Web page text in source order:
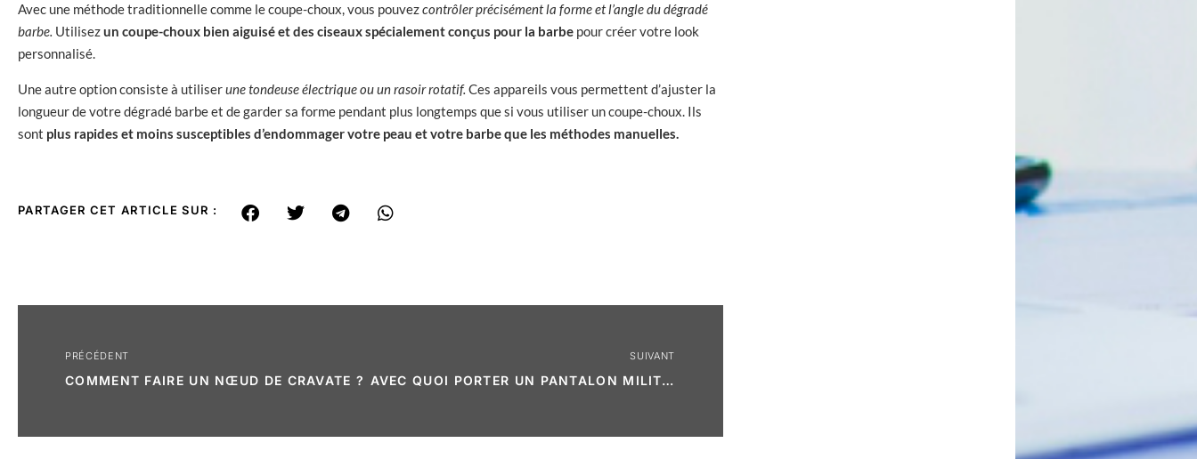
Avec une méthode traditionnelle comme le coupe-choux, vous pouvezcontrôler précisément la forme et l’angle du dégradé
barbe. Utilisezun coupe-choux bien aiguisé et des ciseaux spécialement conçus pour la barbe pour créer votre look
personnalisé.
Une autre option consiste à utiliserune tondeuse électrique ou un rasoir rotatif. Ces appareils vous permettent d’ajuster la
longueur de votre dégradé barbe et de garder sa forme pendant plus longtemps que si vous utiliser un coupe-choux. Ils
sont plus rapides et moins susceptibles d’endommager votre peau et votre barbe que les méthodes manuelles.
PARTAGER CET ARTICLE SUR :
PRÉCÉDENT
COMMENT FAIRE UN NŒUD DE CRAVATE ?
SUIVANT
AVEC QUOI PORTER UN PANTALON MILITAIRE HOMME ?